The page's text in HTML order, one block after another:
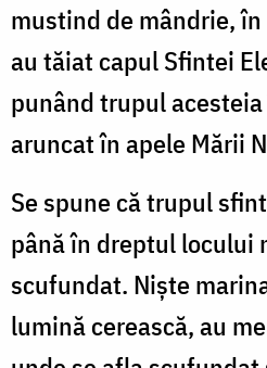
mustind de mândrie,
au tăiat capul Sfintei
punând trupul
aruncat în apele Mării
Se spune că trupul
până în dreptul locului
scufundat. Niște
lumină cerească, au